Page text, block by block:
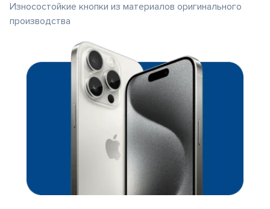
Износостойкие кнопки из материалов оригинального
производства